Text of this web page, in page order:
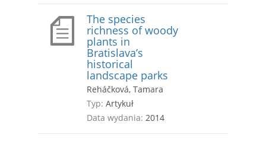
The species
richness of woody
plants in
Bratislava’s
historical
landscape parks
Reháčková, Tamara
Typ: Artykuł
Data wydania: 2014